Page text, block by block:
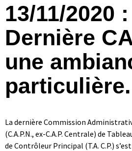
13/11/2020 :
Dernière
une
La dernière Commission
(C.A.P.N., ex-C.A.P. Centrale) de
de Contrôleur Principal (T.A. C.P.)